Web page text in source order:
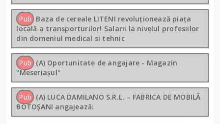
Pub Baza de cereale LITENI revoluționează piața
locală a transporturilor! Salarii la nivelul profesiilor
din domeniul medical si tehnic
Pub (A) Oportunitate de angajare - Magazin
"Meseriașul"
Pub (A) LUCA DAMILANO S.R.L. – FABRICA DE MOBILĂ
BOTOȘANI angajează: